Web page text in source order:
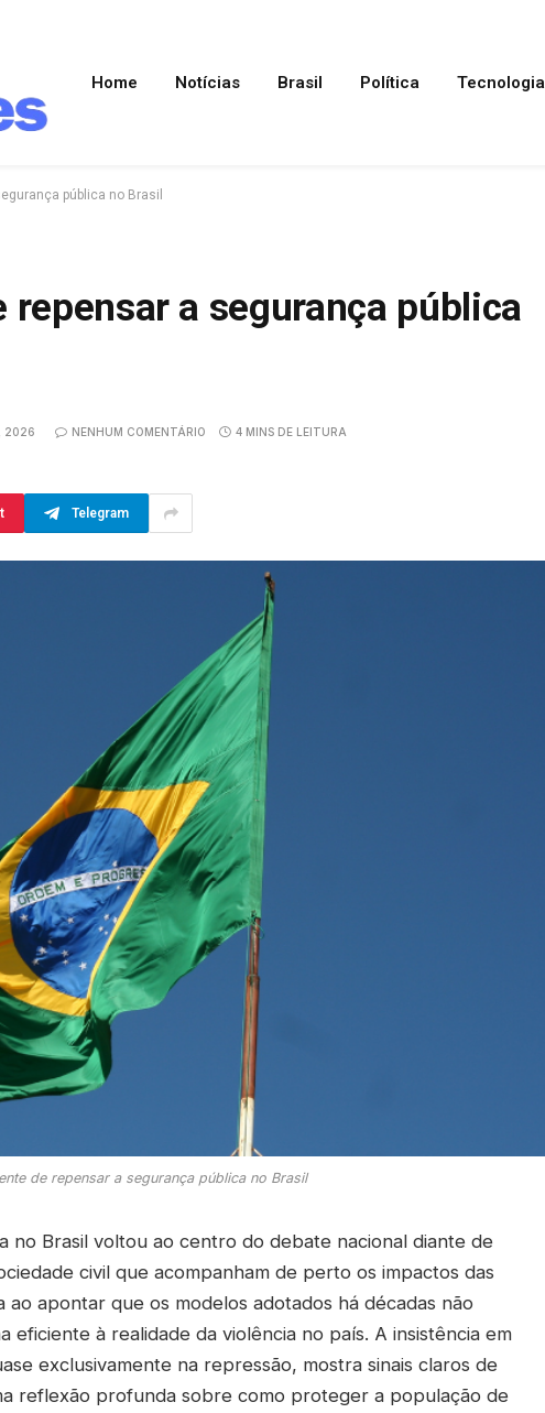
Home Notícias Brasil Política Tecnologia
pública no Brasil
repensar a segurança pública
2026 NENHUM COMENTÁRIO 4 MINS DE LEITURA
Telegram
de repensar a segurança pública no Brasil
no Brasil voltou ao centro do debate nacional diante de
civil que acompanham de perto os impactos das
ao apontar que os modelos adotados há décadas não
eficiente à realidade da violência no país. A insistência em
exclusivamente na repressão, mostra sinais claros de
reflexão profunda sobre como proteger a população de